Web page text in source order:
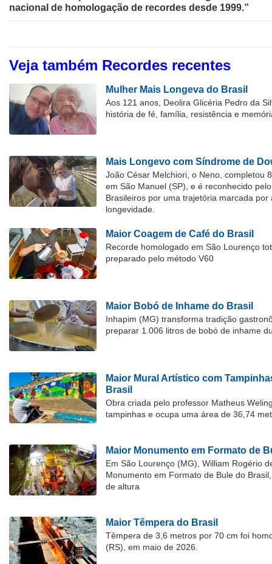
nacional de homologação de recordes desde 1999.”
Veja também Recordes recentes
Mulher Mais Longeva do Brasil
Aos 121 anos, Deolira Glicéria Pedro da
história de fé, família, resistência e
Mais Longevo com Síndrome de
João César Melchiori, o Neno, completou
em São Manuel (SP), e é reconhecido
Brasileiros por uma trajetória marcada por
longevidade.
Maior Coagem de Café do Brasil
Recorde homologado em São Lourenço
preparado pelo método V60
Maior Bobó de Inhame do Brasil
Inhapim (MG) transforma tradição
preparar 1.006 litros de bobó de inhame
Maior Mural Artístico com
Brasil
Obra criada pelo professor Matheus
tampinhas e ocupa uma área de 36,74
Maior Monumento em Formato de
Em São Lourenço (MG), William Rogério
Monumento em Formato de Bule do
de altura
Maior Têmpera do Brasil
Têmpera de 3,6 metros por 70 cm foi
(RS), em maio de 2026.